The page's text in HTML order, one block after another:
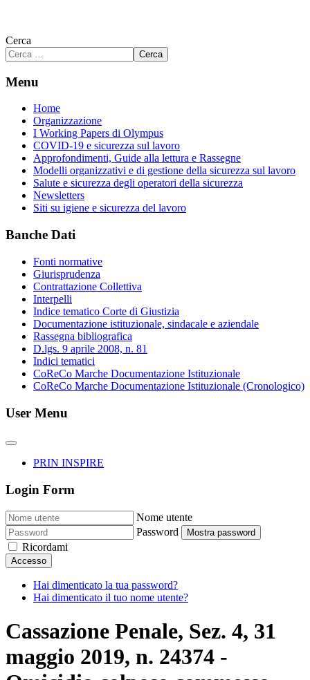
Cerca
Cerca
Menu
Home
Organizzazione
I Working Papers di Olympus
COVID-19 e sicurezza sul lavoro
Approfondimenti, Guide alla lettura e Rassegne
Modelli organizzativi e di gestione della sicurezza sul lavoro
Salute e sicurezza degli operatori della sicurezza
Newsletters
Siti su igiene e sicurezza del lavoro
Banche Dati
Fonti normative
Giurisprudenza
Contrattazione Collettiva
Interpelli
Indice tematico Corte di Giustizia
Documentazione istituzionale, sindacale e aziendale
Rassegna bibliografica
D.lgs. 9 aprile 2008, n. 81
Indici tematici
CoReCo Marche Documentazione Istituzionale
CoReCo Marche Documentazione Istituzionale (Cronologico)
User Menu
PRIN INSPIRE
Login Form
Nome utente
Password
Mostra password
Ricordami
Accesso
Hai dimenticato la tua password?
Hai dimenticato il tuo nome utente?
Cassazione Penale, Sez. 4, 31
maggio 2019, n. 24374 -